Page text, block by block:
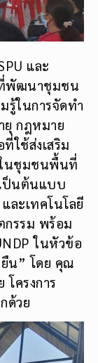
และ
ที่พัฒนาชุมชน
รู้ในการจัดทำ
ยุ กฎหมาย
ใช้ส่งเสริม
นชุมชนพื้นที่
ป็นต้นแบบ
ละเทคโนโลยี
กรรม พร้อม
ในหัวข้อ
ยืน” โดย คุณ
ครงการ
ด้วย